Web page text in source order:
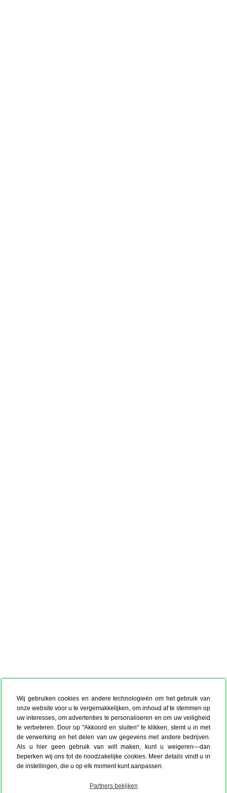
Wij gebruiken cookies en andere technologieën om het gebruik van
onze website voor u te vergemakkelijken, om inhoud af te stemmen op
uw interesses, om advertenties te personaliseren en om uw veiligheid
te verbeteren. Door op "Akkoord en sluiten" te klikken, stemt u in met
de verwerking en het delen van uw gegevens met andere bedrijven.
Als u hier geen gebruik van wilt maken, kunt u weigeren—dan
beperken wij ons tot de noodzakelijke cookies. Meer details vindt u in
de instellingen, die u op elk moment kunt aanpassen.
Partners bekijken